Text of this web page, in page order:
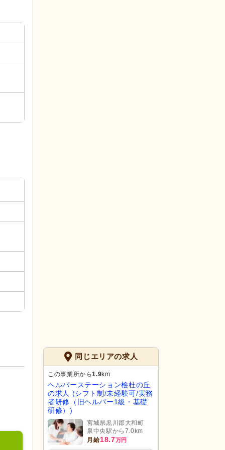
同じエリアの求人
この事業所から1.9km
ヘルパーステーション桧杜の丘
の求人 (シフト制/未経験可/実務
者研修（旧ヘルパー1級・基礎
研修）)
宮城県黒川郡大和町
泉中央駅から7.0km
月給18.7万円